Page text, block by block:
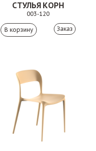
СТУЛЬЯ КОРН
003-120
Заказ